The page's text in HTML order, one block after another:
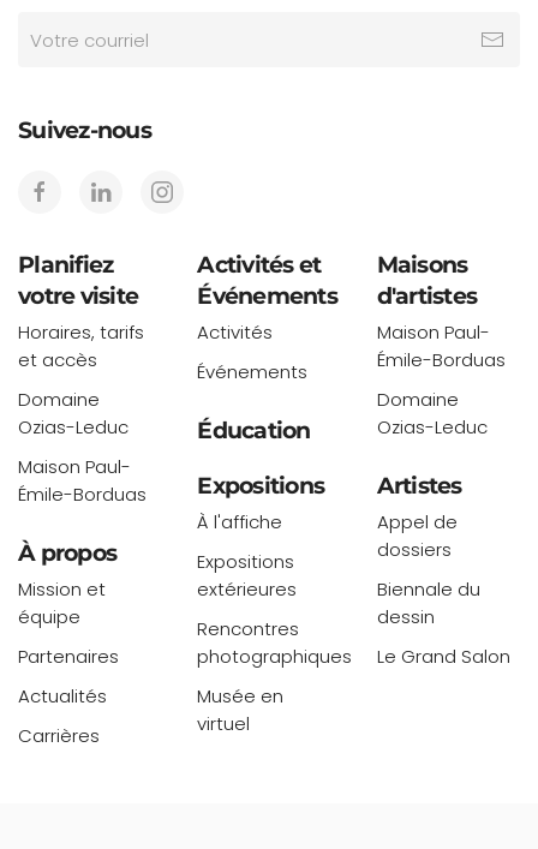
Suivez-nous
Planifiez
votre visite
Horaires, tarifs
et accès
Domaine
Ozias-Leduc
Maison Paul-
Émile-Borduas
À propos
Mission et
équipe
Partenaires
Actualités
Carrières
Activités et
Événements
Activités
Événements
Éducation
Expositions
À l'affiche
Expositions
extérieures
Rencontres
photographiques
Musée en
virtuel
Maisons
d'artistes
Maison Paul-
Émile-Borduas
Domaine
Ozias-Leduc
Artistes
Appel de
dossiers
Biennale du
dessin
Le Grand Salon